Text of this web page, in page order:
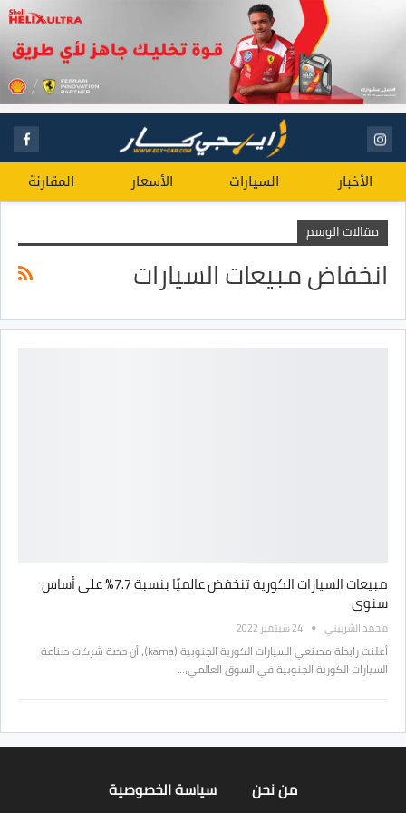
الأخبار السيارات الأسعار المقارنة
مقالات الوسم
انخفاض مبيعات السيارات
مبيعات السيارات الكورية تنخفض عالميًا بنسبة 7.7% على أساس
سنوي
محمد الشربيني 24 سبتمبر 2022
أعلنت رابطة مصنعي السيارات الكورية الجنوبية (kama)، أن حصة شركات صناعة
السيارات الكورية الجنوبية في السوق العالمي،…
من نحن سياسة الخصوصية